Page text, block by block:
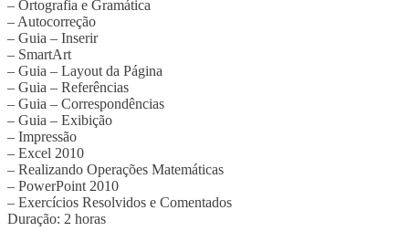
– Ortografia e Gramática
– Autocorreção
– Guia – Inserir
– SmartArt
– Guia – Layout da Página
– Guia – Referências
– Guia – Correspondências
– Guia – Exibição
– Impressão
– Excel 2010
– Realizando Operações Matemáticas
– PowerPoint 2010
– Exercícios Resolvidos e Comentados
Duração: 2 horas